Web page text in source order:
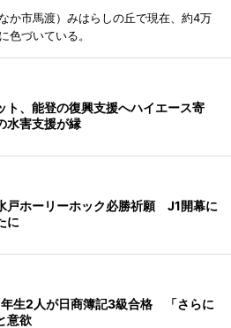
か市馬渡）みはらしの丘で現在、約4万
色づいている。
ト、能登の復興支援へハイエース寄
害支援が縁
戸ホーリーホック必勝祈願 J1開幕に
に
年生2人が日商簿記3級合格 「さらに
意欲